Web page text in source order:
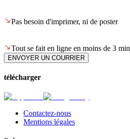
Pas besoin d'imprimer, ni de poster
Tout se fait en ligne en moins de 3 min
ENVOYER UN COURRIER
télécharger
Contactez-nous
Mentions légales